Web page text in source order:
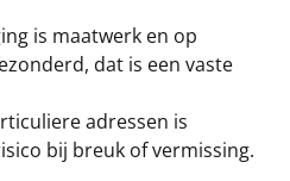
is maatwerk en op
dat is een vaste
adressen is
bij breuk of vermissing.